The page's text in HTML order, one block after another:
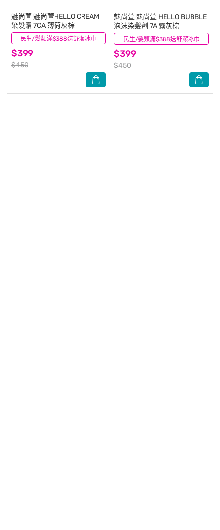
民生/髮類滿$388送舒潔冰巾
魅尚萱 魅尚萱HELLO CREAM
染髮霜 7CA 薄荷灰棕
$399
$450
(5) 民生/髮類滿$388送舒潔冰巾
魅尚萱 魅尚萱 HELLO BUBBLE
泡沫染髮劑 7A 霧灰棕
$399
$450
(1)